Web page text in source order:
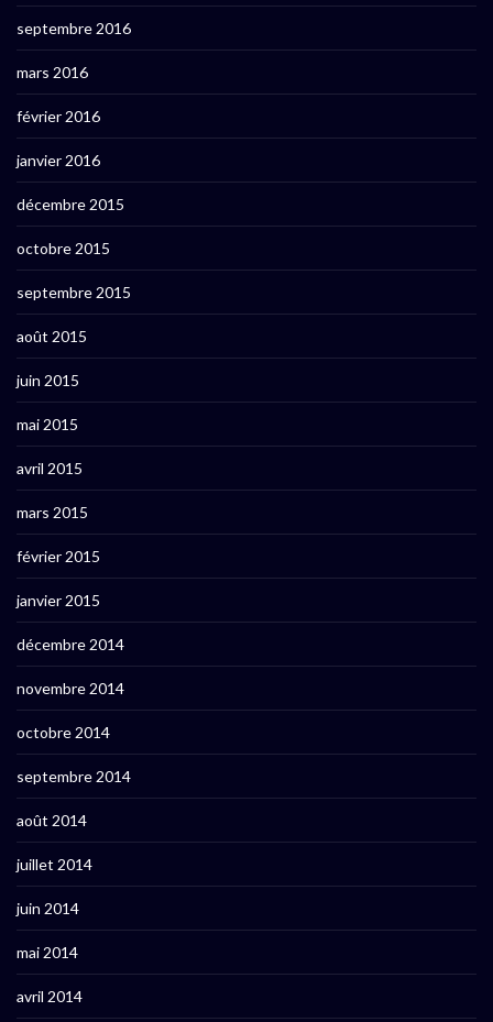
septembre 2016
mars 2016
février 2016
janvier 2016
décembre 2015
octobre 2015
septembre 2015
août 2015
juin 2015
mai 2015
avril 2015
mars 2015
février 2015
janvier 2015
décembre 2014
novembre 2014
octobre 2014
septembre 2014
août 2014
juillet 2014
juin 2014
mai 2014
avril 2014